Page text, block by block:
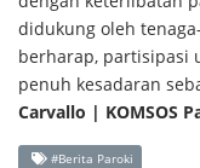
didukung oleh
berharap, partisipasi
penuh kesadaran
Carvallo | KOMSOS
#Berita Paroki